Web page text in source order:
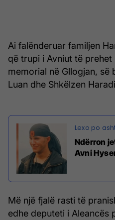
Ai falënderuar familjen
që trupi i Avniut të prehet
memorial në Gllogjan, së
Luan dhe Shkëlzen
Ndërron
Avni
Më një fjalë rasti të
edhe deputeti i Aleancës